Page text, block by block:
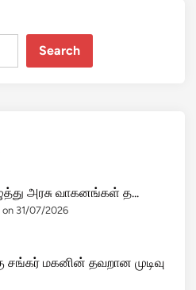
Search
அரசு வாகனங்கள் த...
31/07/2026
சங்கர் மகனின் தவறான முடிவு